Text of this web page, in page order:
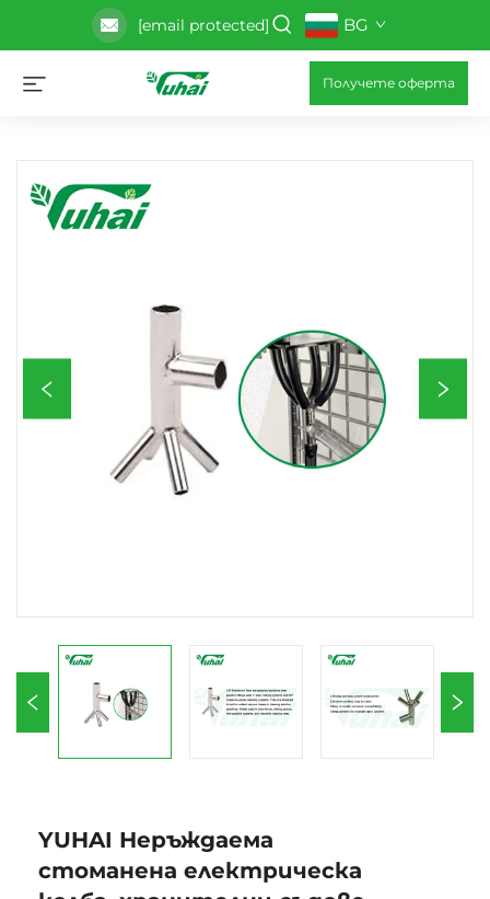
[email protected] BG
Получете оферта
YUHAI Неръждаема
стоманена електрическа